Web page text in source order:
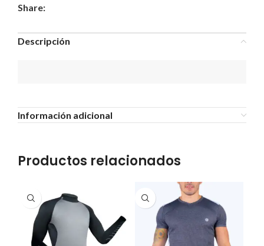
Share:
Descripción
Información adicional
Productos relacionados